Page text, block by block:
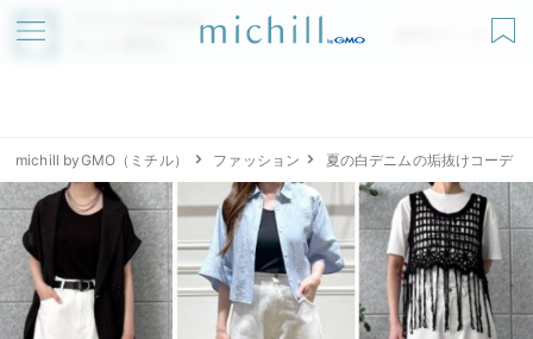
アプリでmichillが
無料ダウンロード
michill byGMO（ミチル） ファッション 夏の白デニムの垢抜けコーデ